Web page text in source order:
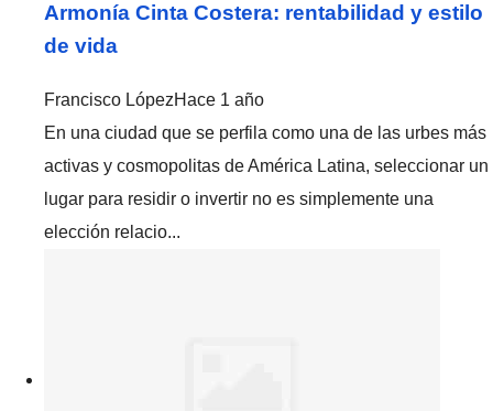
Armonía Cinta Costera: rentabilidad y estilo
de vida
Francisco LópezHace 1 año
En una ciudad que se perfila como una de las urbes más
activas y cosmopolitas de América Latina, seleccionar un
lugar para residir o invertir no es simplemente una
elección relacio...